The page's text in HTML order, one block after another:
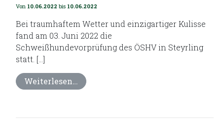
Von 10.06.2022 bis 10.06.2022
Bei traumhaftem Wetter und einzigartiger Kulisse
fand am 03. Juni 2022 die
Schweißhundevorprüfung des ÖSHV in Steyrling
statt. […]
Weiterlesen…